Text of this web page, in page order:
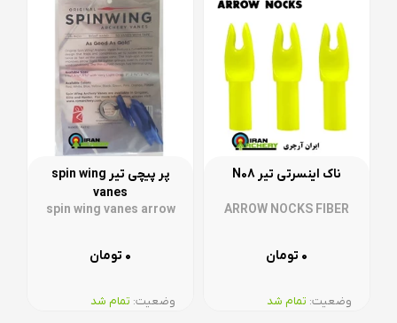
ناک اینسرتی تیر N08
ARROW NOCKS FIBER
۰ تومان
وضعیت:‌ تمام شد
پر پیچی تیر spin wing
vanes
spin wing vanes arrow
۰ تومان
وضعیت:‌ تمام شد